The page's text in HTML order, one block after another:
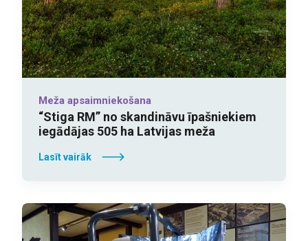
Meža apsaimniekošana
“Stiga RM” no skandināvu īpašniekiem
iegādājas 505 ha Latvijas meža
Lasīt vairāk